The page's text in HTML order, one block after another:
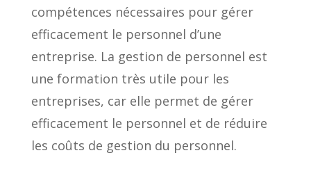
compétences nécessaires pour gérer
efficacement le personnel d’une
entreprise. La gestion de personnel est
une formation très utile pour les
entreprises, car elle permet de gérer
efficacement le personnel et de réduire
les coûts de gestion du personnel.